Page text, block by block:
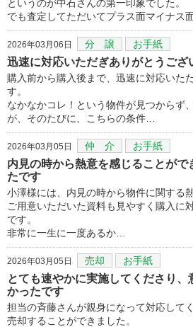
というのが中石さんの第一印象でした。
でも査定してただいてプラス面マイナス
2026年03月06日 分 譲 お手紙
迅速に対応いただぎありがとうござ
購入前から購入後まで、迅速に対応いた
す。
なかなかコレ！という物件が見つからず
が、そのたびに、こちらの条件…
2026年03月05日 仲 介 お手紙
内見の時から熱意を感じることがで
たです
小澤様には、内見の時から物件に関する
ご用意いただいた資料も見やすく購入に
です。
非常に一生に一度あるか…
2026年03月05日 売却 お手紙
とても速やかに実施してくださり、
かったです
担当の斉藤さんが親身になって対応して
売却することができました。